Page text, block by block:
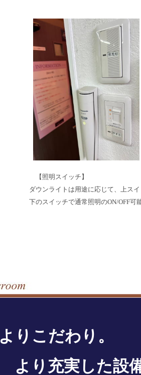
【照明スイッチ】
ダウンライトは用途に応じて、上ス
下のスイッチで通常照明のON/OFF可
よりこだわり。
より充実した設